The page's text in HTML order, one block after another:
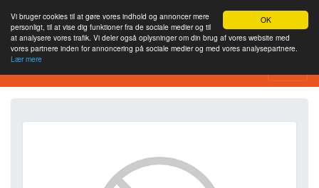
OK
Vi bruger cookies til at gøre vores indhold og annoncer mere
personligt, til at vise dig funktioner fra de sociale medier og til
at analysere vores trafik. Vi deler også oplysninger om din brug af vores website med
vores partnere inden for annoncering på sociale medier og med vores analysepartnere.
Lær mere
SEO Analytics